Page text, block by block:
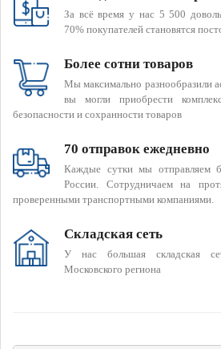
За всё время у нас 5 500
70% покупателей становятся
Более сотни товаров
Мы максимально разнообразили
вы могли приобрести
безопасности и сохранности товаров
70 отправок ежедневно
Каждые сутки мы отправляем
России. Сотрудничаем на
проверенными транспортными компаниями.
Складская сеть
У нас большая складская
Московского региона